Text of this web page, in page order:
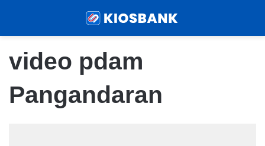
video pdam
Pangandaran